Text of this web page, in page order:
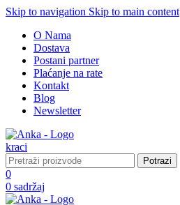
Skip to navigation Skip to main content
O Nama
Dostava
Postani partner
Plaćanje na rate
Kontakt
Blog
Newsletter
Potrazi
0
0 sadržaj